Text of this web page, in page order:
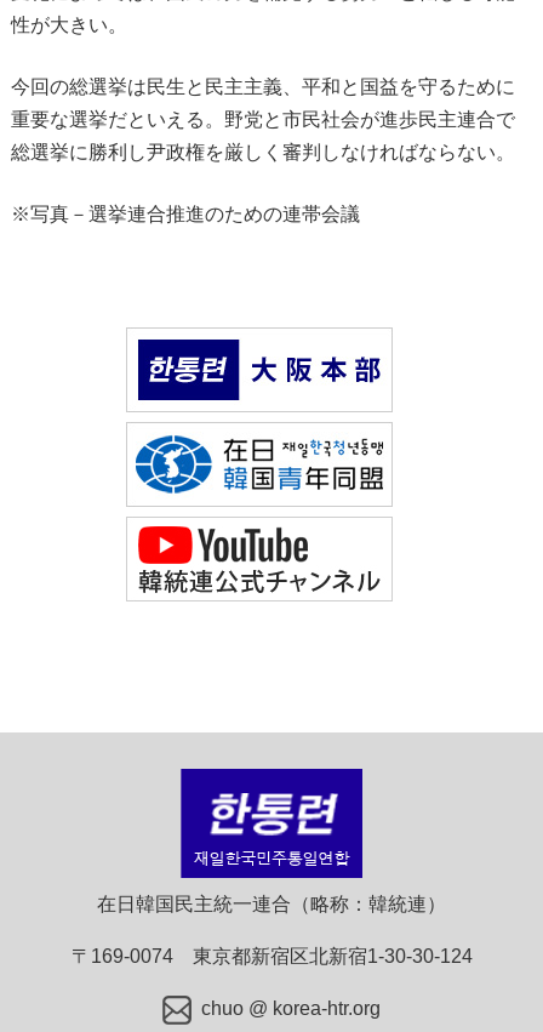
性が大きい。
今回の総選挙は民生と民主主義、平和と国益を守るために
重要な選挙だといえる。野党と市民社会が進歩民主連合で
総選挙に勝利し尹政権を厳しく審判しなければならない。
※写真－選挙連合推進のための連帯会議
在日韓国民主統一連合（略称：韓統連）
〒169-0074 東京都新宿区北新宿1-30-30-124
chuo @ korea-htr.org